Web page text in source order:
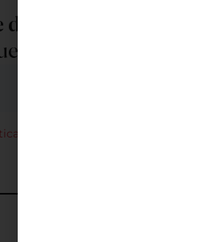
descuento
newsletter
de privacidad